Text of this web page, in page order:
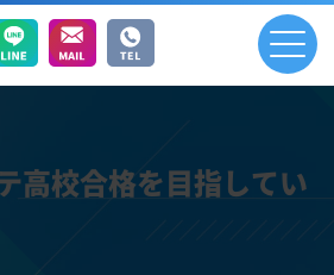
高校合格を目指してい